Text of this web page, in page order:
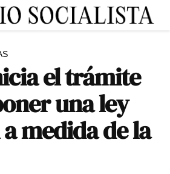
el trámite
una ley
medida de la